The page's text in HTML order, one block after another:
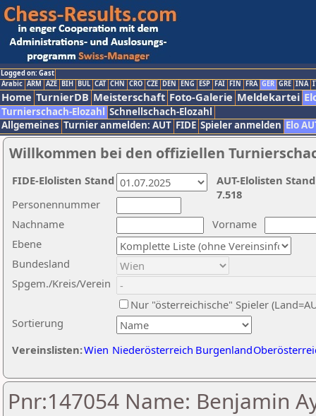
Logged on: Gast
Arabic ARM AZE BIH BUL CAT CHN CRO CZE DEN ENG ESP FAI FIN FRA GER GRE INA
Home TurnierDB Meisterschaft Foto-Galerie Meldekartei
Turnierschach-Elozahl Schnellschach-Elozahl
Allgemeines Turnier anmelden: AUT FIDE Spieler anmelden Elo
Willkommen bei den offiziellen
Nachname
Vorname
Ebene
Sortierung
Personennummer
Bundesland
Spgem./Kreis/Verein
Nur "österreichische" Spieler
Vereinslisten:Wien Niederösterreich Burgenland
AUT-Elolisten
7.518
FIDE-Elolisten Stand
Pnr:147054 Name: Benjamin